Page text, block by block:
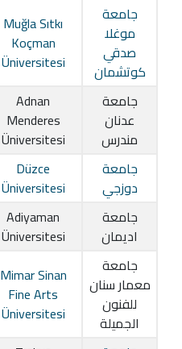
جامعة
موغلا
صدقي
كوتشمان
Muğla Sıtkı
Koçman
Üniversitesi
جامعة
عدنان
مندرس
Adnan
Menderes
Üniversitesi
جامعة
دوزجي
Düzce
Üniversitesi
جامعة
اديمان
Adiyaman
Üniversitesi
جامعة
معمار سنان
للفنون
الجميلة
Mimar Sinan
Fine Arts
Üniversitesi